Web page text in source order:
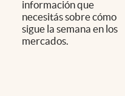
información que
necesitás sobre cómo
sigue la semana en los
mercados.